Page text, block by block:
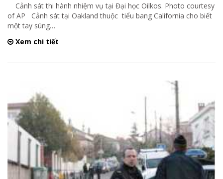
Cảnh sát thi hành nhiệm vụ tại Đại học Oilkos. Photo courtesy
of AP Cảnh sát tại Oakland thuộc tiểu bang California cho biết
một tay súng…
Xem chi tiết